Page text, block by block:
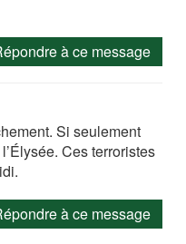
à ce message
Si seulement
Ces terroristes
à ce message